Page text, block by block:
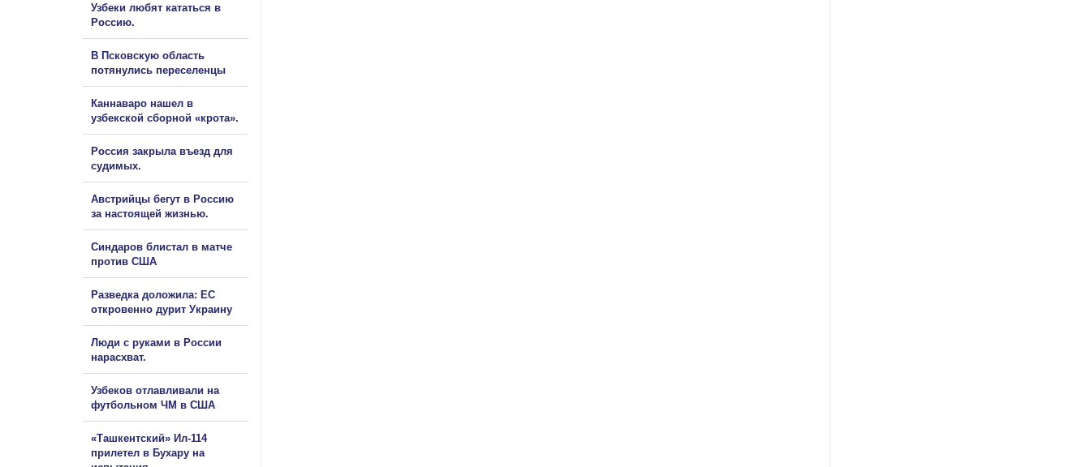
Узбеки любят кататься в
Россию.
В Псковскую область
потянулись переселенцы
Каннаваро нашел в
узбекской сборной «крота».
Россия закрыла въезд для
судимых.
Австрийцы бегут в Россию
за настоящей жизнью.
Синдаров блистал в матче
против США
Разведка доложила: ЕС
откровенно дурит Украину
Люди с руками в России
нарасхват.
Узбеков отлавливали на
футбольном ЧМ в США
«Ташкентский» Ил-114
прилетел в Бухару на